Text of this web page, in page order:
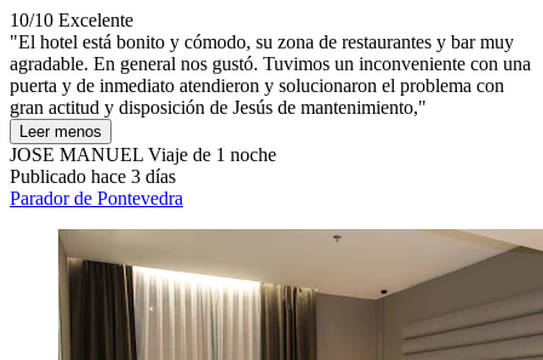
10/10 Excelente
"El hotel está bonito y cómodo, su zona de restaurantes y bar muy
agradable. En general nos gustó. Tuvimos un inconveniente con una
puerta y de inmediato atendieron y solucionaron el problema con
gran actitud y disposición de Jesús de mantenimiento,"
Leer menos
JOSE MANUEL Viaje de 1 noche
Publicado hace 3 días
Parador de Pontevedra